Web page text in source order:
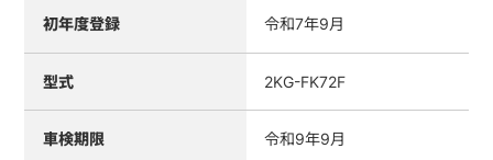
初年度登録 令和7年9月
型式 2KG-FK72F
車検期限 令和9年9月